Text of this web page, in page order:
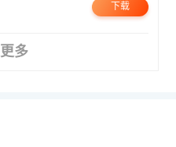
下载
多